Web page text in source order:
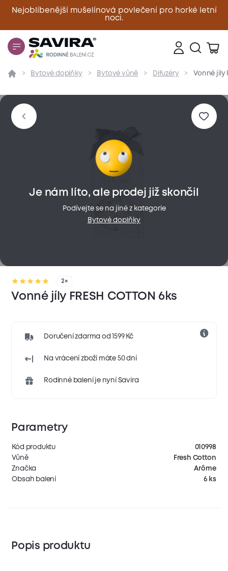
Nejoblíbenější mušelínová povlečení pro horké letní
noci.
Zavřít
Přehled Parametry Popis produktu
Bytové doplňky Bytové vůně Difuzéry Vonné jíly
2×
Vonné jíly FRESH COTTON 6ks
Doručení zdarma od 1599 Kč
Na vrácení zboží máte 50 dní
Rodinné balení je nyní Savira
Je nám líto, ale prodej již skončil
Podívejte se na jiné z kategorie
Bytové doplňky
Parametry
Kód produktu
010998
Vůně
Fresh Cotton
Značka
Arôme
Obsah balení
6 ks
Popis produktu